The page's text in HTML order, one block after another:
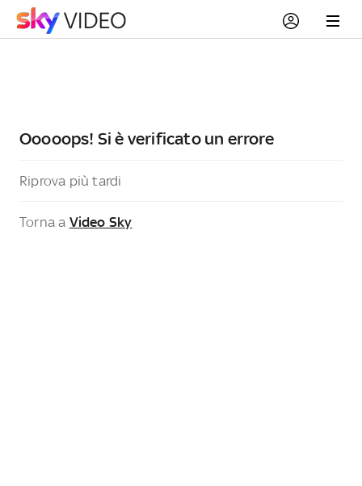
Ooooops! Si è verificato un errore
Riprova più tardi
Torna a Video Sky